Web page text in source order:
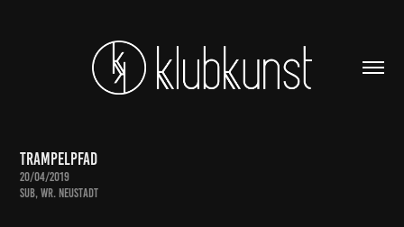
Trampelpfad
20/04/2019
SUB, Wr. Neustadt